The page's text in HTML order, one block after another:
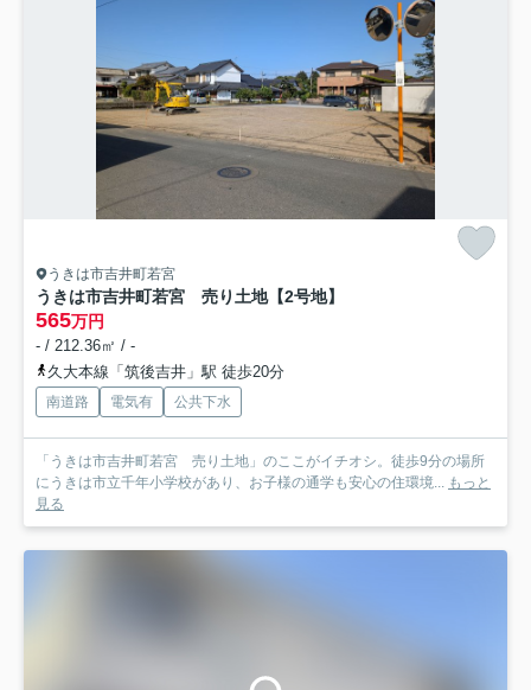
うきは市吉井町若宮
うきは市吉井町若宮 売り土地【2号地】
565万円
- / 212.36㎡ / -
久大本線「筑後吉井」駅 徒歩20分
南道路 電気有 公共下水
「うきは市吉井町若宮 売り土地」のここがイチオシ。徒歩9分の場所
にうきは市立千年小学校があり、お子様の通学も安心の住環境... もっと
見る